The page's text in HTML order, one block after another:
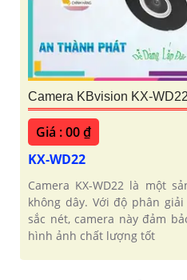
Camera KBvision KX-
Giá : 00 ₫
KX-WD22
Camera KX-WD22 là một
không dây. Với độ phân
sắc nét, camera này đảm
hình ảnh chất lượng tốt